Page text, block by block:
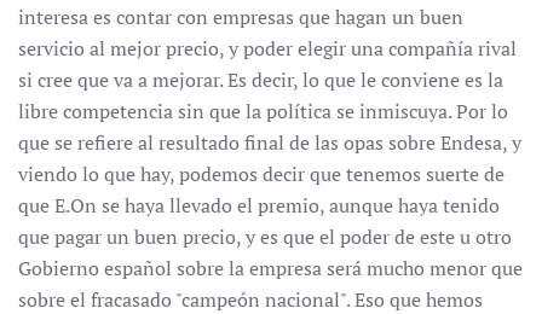
interesa es contar con empresas que hagan un buen
servicio al mejor precio, y poder elegir una compañía rival
si cree que va a mejorar. Es decir, lo que le conviene es la
libre competencia sin que la política se inmiscuya. Por lo
que se refiere al resultado final de las opas sobre Endesa, y
viendo lo que hay, podemos decir que tenemos suerte de
que E.On se haya llevado el premio, aunque haya tenido
que pagar un buen precio, y es que el poder de este u otro
Gobierno español sobre la empresa será mucho menor que
sobre el fracasado "campeón nacional". Eso que hemos